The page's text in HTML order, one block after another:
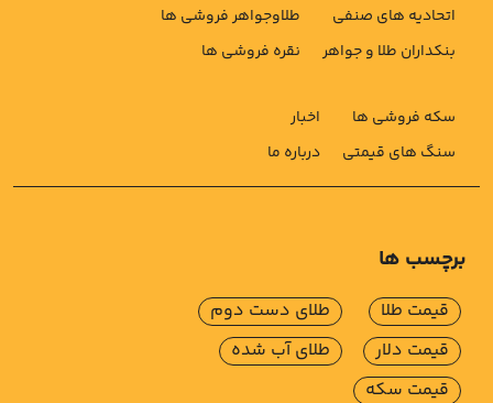
اتحادیه های صنفی
بنکداران طلا و جواهر
طلاوجواهر فروشی ها
نقره فروشی ها
سکه فروشی ها
سنگ های قیمتی
اخبار
درباره ما
برچسب ها
قیمت طلا
قیمت دلار
قیمت سکه
طلای دست دوم
طلای آب شده